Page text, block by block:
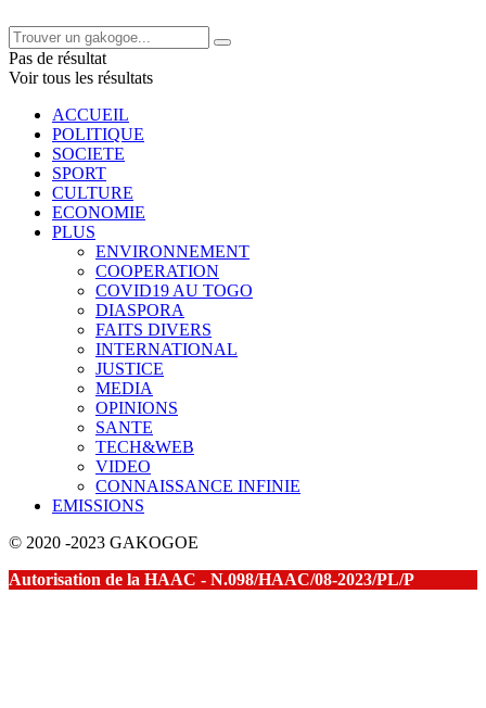
Pas de résultat
Voir tous les résultats
ACCUEIL
POLITIQUE
SOCIETE
SPORT
CULTURE
ECONOMIE
PLUS
ENVIRONNEMENT
COOPERATION
COVID19 AU TOGO
DIASPORA
FAITS DIVERS
INTERNATIONAL
JUSTICE
MEDIA
OPINIONS
SANTE
TECH&WEB
VIDEO
CONNAISSANCE INFINIE
EMISSIONS
© 2020 -2023 GAKOGOE
Autorisation de la HAAC - N.098/HAAC/08-2023/PL/P